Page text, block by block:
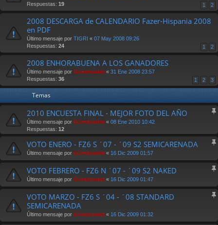
Respuestas: 19 1 2
2008 DESCARGA de CALENDARIO Fazer-Hispania 2008
en PDF
Último mensaje por TIGRI « 07 May 2008 09:26
Respuestas: 24 1 2
2008 ENHORABUENA A LOS GANADORES
Último mensaje por Güesmaster « 31 Ene 2008 23:57
Respuestas: 36 1 2 3
Temas
2010 ENCUESTA FINAL - MEJOR FOTO DEL AÑO
Último mensaje por Güesmaster « 08 Ene 2010 10:42
Respuestas: 12
VOTO ENERO - FZ6 S ´07 - ´09 S2 SEMICARENADA
Último mensaje por Güesmaster « 16 Dic 2009 01:57
VOTO FEBRERO - FZ6 N ´07 - ´09 S2 NAKED
Último mensaje por Güesmaster « 16 Dic 2009 01:47
VOTO MARZO - FZ6 S ´04 - ´08 STANDARD
SEMICARENADA
Último mensaje por Güesmaster « 16 Dic 2009 01:32